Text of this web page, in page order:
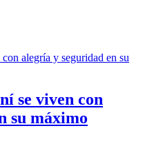
se viven con
su máximo